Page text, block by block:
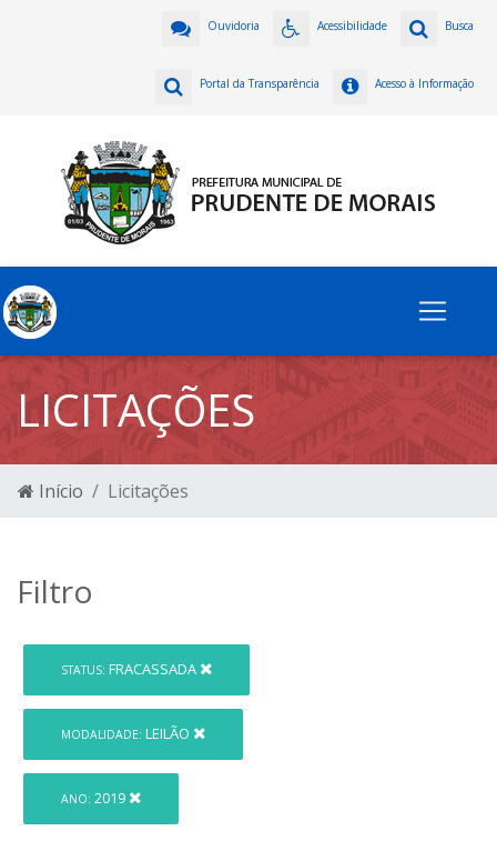
Busca
Acessibilidade
Ouvidoria
Acesso à Informação
Portal da Transparência
LICITAÇÕES
Início Licitações
Filtro
STATUS: FRACASSADA
MODALIDADE: LEILÃO
ANO: 2019